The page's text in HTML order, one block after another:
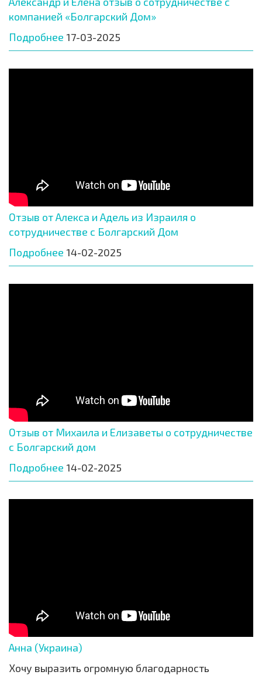
компанией «Болгарский Дом»
Подробнее 17-03-2025
Отзыв от Алекса и Адель из Израиля о
сотрудничестве с Болгарский Дом
Подробнее 14-02-2025
Отзыв от Михаила и Елизаветы о сотрудничестве
с Болгарский дом
Подробнее 14-02-2025
Анна (Украина)
Хочу выразить огромную благодарность